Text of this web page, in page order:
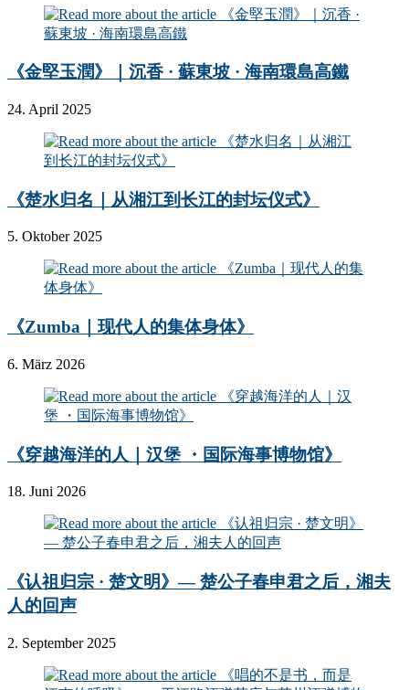
《金堅玉潤》｜沉香 · 蘇東坡 · 海南環島高鐵
24. April 2025
《楚水归名｜从湘江到长江的封坛仪式》
5. Oktober 2025
《Zumba｜现代人的集体身体》
6. März 2026
《穿越海洋的人｜汉堡 ・国际海事博物馆》
18. Juni 2026
《认祖归宗 · 楚文明》— 楚公子春申君之后，湘夫
人的回声
2. September 2025